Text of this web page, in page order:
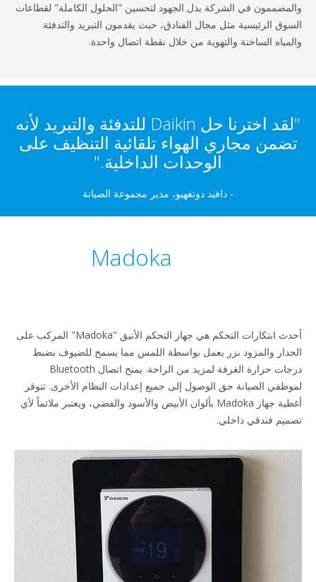
في الشركة بذل الجهود لتحسين "الحلول الكاملة" لقطاعات
الرئيسية مثل مجال الفنادق، حيث يقدمون التبريد والتدفئة
الساخنة والتهوية من خلال نقطة اتصال واحدة.
"لقد اخترنا حل Daikin للتدفئة والتبريد لأنه
مجاري الهواء تلقائية التنظيف على
الوحدات الداخلية."
- دافيد دونغهيو، مدير مجموعة الصيانة
Madoka
أحدث ابتكارات التحكم هي جهاز التحكم الأنيق "Madoka" المركب على
والمزود بزر يعمل بواسطة اللمس مما يسمح للضيوف بضبط
درجات حرارة الغرفة لمزيد من الراحة. يمنح اتصال Bluetooth
الصيانة حق الوصول إلى جميع إعدادات النظام الأخرى. تتوفر
أغطية جهاز Madoka بألوان الأبيض والأسود والفضي، ويعتبر ملائماً لأي
فندقي داخلي.